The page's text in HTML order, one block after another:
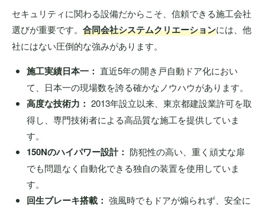
セキュリティに関わる設備だからこそ、信頼できる施工会社
選びが重要です。 合同会社システムクリエーションには、他
社にはない圧倒的な強みがあります。
施工実績日本一： 直近5年の開き戸自動ドア化におい
て、日本一の現場数を誇る確かなノウハウがあります。
高度な技術力： 2013年設立以来、東京都建設業許可を取
得し、専門技術者による高品質な施工を提供していま
す。
150Nのハイパワー設計： 防犯性の高い、重く頑丈な扉
でも問題なく自動化できる独自の装置を使用していま
す。
回生ブレーキ搭載： 強風時でもドアが煽られず、安全に